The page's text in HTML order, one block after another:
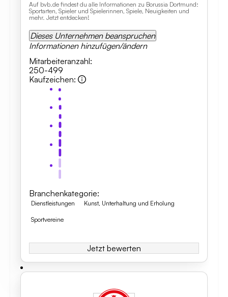
Auf bvb.de findest du alle Informationen zu Borussia Dortmund:
Sportarten, Spieler und Spielerinnen, Spiele, Neuigkeiten und
mehr. Jetzt entdecken!
Dieses Unternehmen beanspruchen
Informationen hinzufügen/ändern
Mitarbeiteranzahl:
250-499
Kaufzeichen:
Branchenkategorie:
Dienstleistungen Kunst, Unterhaltung und Erholung
Sportvereine
Jetzt bewerten